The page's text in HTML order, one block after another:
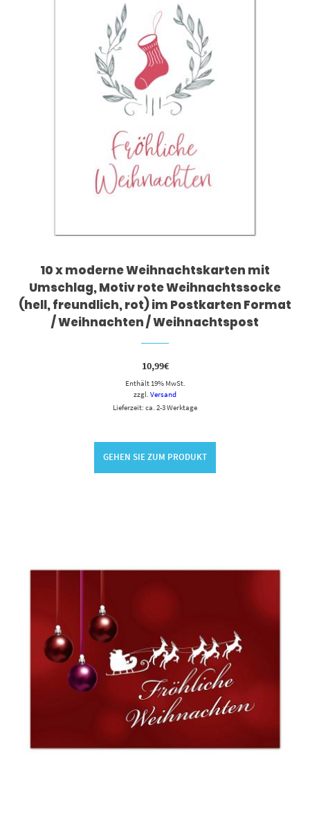
10 x moderne Weihnachtskarten mit
Umschlag, Motiv rote Weihnachtssocke
(hell, freundlich, rot) im Postkarten Format
/ Weihnachten / Weihnachtspost
10,99€
Enthält 19% MwSt.
zzgl. Versand
Lieferzeit: ca. 2-3 Werktage
GEHEN SIE ZUM PRODUKT